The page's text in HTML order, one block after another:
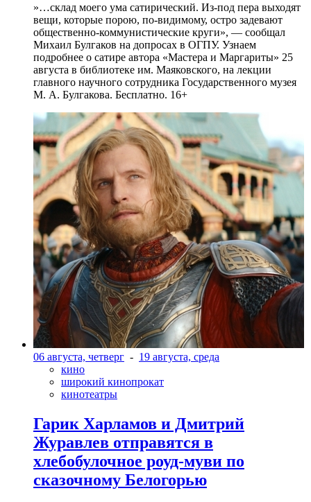
»…склад моего ума сатирический. Из-под пера выходят
вещи, которые порою, по-видимому, остро задевают
общественно-коммунистические круги», — сообщал
Михаил Булгаков на допросах в ОГПУ. Узнаем
подробнее о сатире автора «Мастера и Маргариты» 25
августа в библиотеке им. Маяковского, на лекции
главного научного сотрудника Государственного музея
М. А. Булгакова. Бесплатно. 16+
06 августа, четверг - 19 августа, среда
кино
широкий кинопрокат
кинотеатры
Гарик Харламов и Дмитрий
Журавлев отправятся в
хлебобулочное роуд-муви по
сказочному Белогорью